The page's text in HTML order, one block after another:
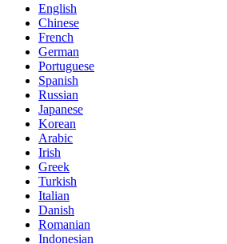
English
Chinese
French
German
Portuguese
Spanish
Russian
Japanese
Korean
Arabic
Irish
Greek
Turkish
Italian
Danish
Romanian
Indonesian